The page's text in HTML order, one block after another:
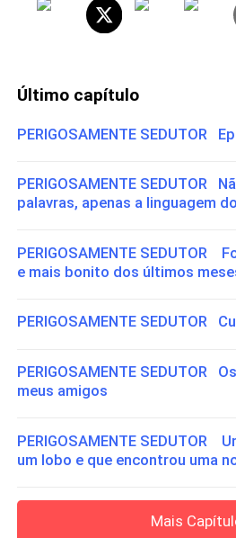
Último capítulo
PERIGOSAMENTE SEDUTOR
PERIGOSAMENTE SEDUTOR
palavras, apenas a linguagem
PERIGOSAMENTE SEDUTOR
e mais bonito dos últimos
PERIGOSAMENTE SEDUTOR
PERIGOSAMENTE SEDUTOR
meus amigos
PERIGOSAMENTE SEDUTOR
um lobo e que encontrou uma
Mais